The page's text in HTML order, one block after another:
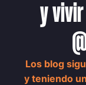
y vivir
Los blog
y teniendo